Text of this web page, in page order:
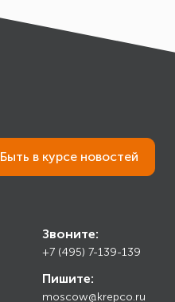
Быть в курсе новостей
Звоните:
+7 (495) 7-139-139
Пишите:
moscow@krepco.ru